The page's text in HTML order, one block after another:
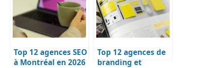
Top 12 agences SEO
à Montréal en 2026
Top 12 agences de
branding et